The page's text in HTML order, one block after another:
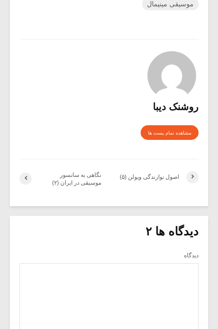
موسیقی مینیمال
روشنک دیبا
مشاهده تمام پست ها
نگاهی به سانسور
موسیقی در ایران (۲)
اصول نوازندگی ویولن (۵)
دیدگاه ها ۲
دیدگاه